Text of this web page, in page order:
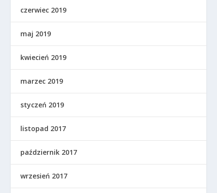
czerwiec 2019
maj 2019
kwiecień 2019
marzec 2019
styczeń 2019
listopad 2017
październik 2017
wrzesień 2017